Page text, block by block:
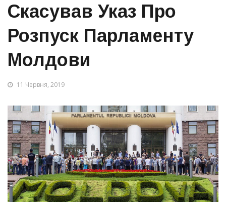
Скасував Указ Про
Розпуск Парламенту
Молдови
11 Червня, 2019